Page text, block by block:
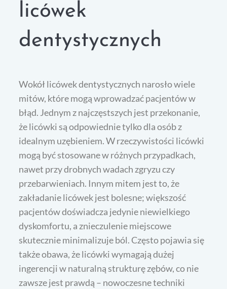
licówek
dentystycznych
Wokół licówek dentystycznych narosło wiele
mitów, które mogą wprowadzać pacjentów w
błąd. Jednym z najczęstszych jest przekonanie,
że licówki są odpowiednie tylko dla osób z
idealnym uzębieniem. W rzeczywistości licówki
mogą być stosowane w różnych przypadkach,
nawet przy drobnych wadach zgryzu czy
przebarwieniach. Innym mitem jest to, że
zakładanie licówek jest bolesne; większość
pacjentów doświadcza jedynie niewielkiego
dyskomfortu, a znieczulenie miejscowe
skutecznie minimalizuje ból. Często pojawia się
także obawa, że licówki wymagają dużej
ingerencji w naturalną strukturę zębów, co nie
zawsze jest prawdą – nowoczesne techniki